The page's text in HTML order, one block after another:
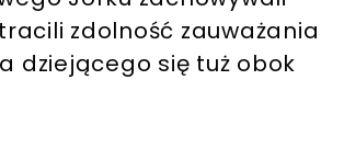
zdolność zauważania
dziejącego się tuż obok